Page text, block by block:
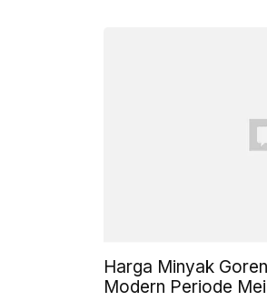
Harga Minyak
Modern Periode